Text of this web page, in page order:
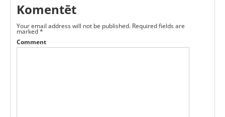
Komentēt
Your email address will not be published. Required fields are
marked*
Comment